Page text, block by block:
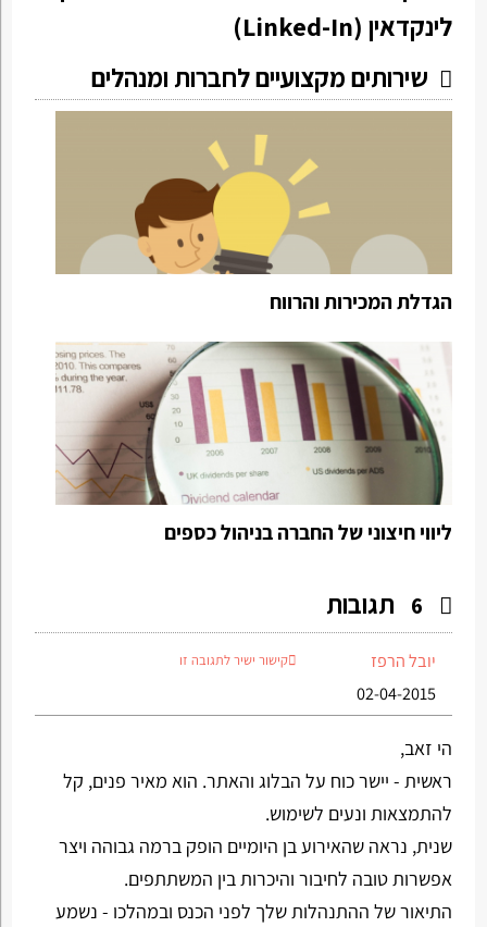
לינקדאין (Linked-In)
שירותים מקצועיים לחברות ומנהלים
הגדלת המכירות והרווח
ליווי חיצוני של החברה בניהול כספים
6 תגובות
יובל הרפז
02-04-2015
קישור ישיר לתגובה זו
הי זאב,
ראשית - יישר כוח על הבלוג והאתר. הוא מאיר פנים, קל
להתמצאות ונעים לשימוש.
שנית, נראה שהאירוע בן היומיים הופק ברמה גבוהה ויצר
אפשרות טובה לחיבור והיכרות בין המשתתפים.
התיאור של ההתנהלות שלך לפני הכנס ובמהלכו - נשמע